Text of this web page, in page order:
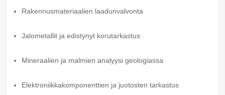
Rakennusmateriaalien laadunvalvonta
Jalometallit ja edistynyt korutarkastus
Mineraalien ja malmien analyysi geologiassa
Elektroniikkakomponenttien ja juotosten tarkastus